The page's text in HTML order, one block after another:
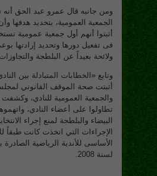
ومن جانبه قال عمرو عبد الحق أنه
الجمعية العمومية، بتحديد هدفها
أثبتوا أنهم أول جمعية عمومية
فى تفعيل دورها وتحديد إرادتها
ولائحة بعيداً عن البلطجة والتجاوزات.
وتابع «الخطابات المتبادلة بين
أثبتت صحة الموقف القانوني
والجمعية العمومية للنادي،
تطاولوا على أعضاء النادي،
البيضاء والبلطجة لمنع إجراء
الإجراءات التي اتخذت كانت طبقاً
لسنة 2008.